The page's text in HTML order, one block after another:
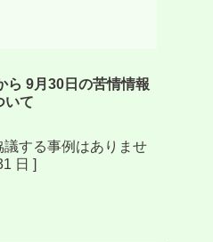
ら 9月30日の苦情情報
いて
する事例はありませ
日 ]